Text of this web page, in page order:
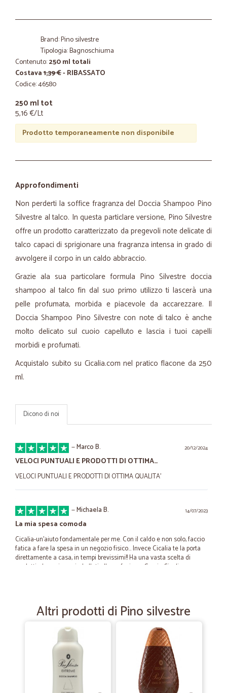
Brand: Pino silvestre
Tipologia: Bagnoschiuma
Contenuto:250 ml totali
Costava1,39 €- RIBASSATO
Codice: 46580
250 ml tot
5,16 €/Lt
Prodotto temporaneamente non disponibile
Approfondimenti
Non perderti la soffice fragranza del Doccia Shampoo Pino
Silvestre al talco. In questa particlare versione, Pino Silvestre
offre un prodotto caratterizzato da pregevoli note delicate di
talco capaci di sprigionare una fragranza intensa in grado di
avvolgere il corpo in un caldo abbraccio.
Grazie ala sua particolare formula Pino Silvestre doccia
shampoo al talco fin dal suo primo utilizzo ti lascerà una
pelle profumata, morbida e piacevole da accarezzare. Il
Doccia Shampoo Pino Silvestre con note di talco è anche
molto delicato sul cuoio capelluto e lascia i tuoi capelli
morbidi e profumati.
Acquistalo subito su Cicalia.com nel pratico flacone da 250
ml.
Dicono di noi
20/12/2024
—Marco B.
VELOCI PUNTUALI E PRODOTTI DI OTTIMA…
VELOCI PUNTUALI E PRODOTTI DI OTTIMA QUALITA'
14/07/2023
—Michaela B.
La mia spesa comoda
Cicalia-un'aiuto fondamentale per me. Con il caldo e non solo, faccio
fatica a fare la spesa in un negozio fisico... Invece Cicalia te la porta
direttamente a casa, in tempi brevissimi!! Ha una vasta scelta di
prodotti, che arrivano imballati alla perfezione. Grazie Cicalia
Perfetto
Servizio eccellente e consegna velocissima!
—Annamaria R.
arrivato in anticipo buon prodotto
Altri prodotti di Pino silvestre